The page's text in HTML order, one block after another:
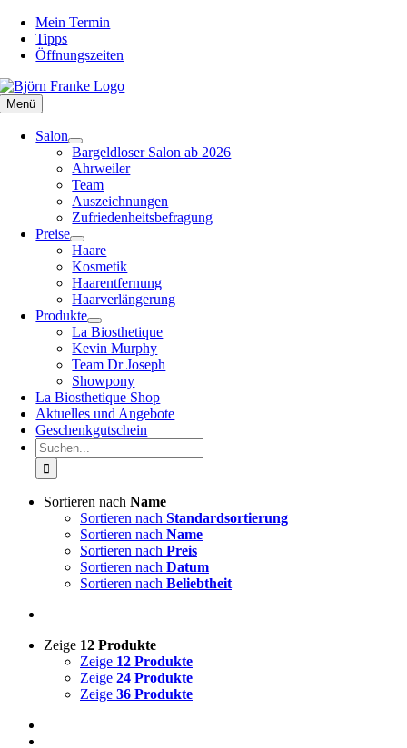
Zum
Inhalt
springen
Mein Termin
Tipps
Öffnungszeiten
Menü
Salon
Bargeldloser Salon ab 2026
Ahrweiler
Team
Auszeichnungen
Zufriedenheitsbefragung
Preise
Haare
Kosmetik
Haarentfernung
Haarverlängerung
Produkte
La Biosthetique
Kevin Murphy
Team Dr Joseph
Showpony
La Biosthetique Shop
Aktuelles und Angebote
Geschenkgutschein
Suche
nach:
Sortieren nach Name
Sortieren nach Standardsortierung
Sortieren nach Name
Sortieren nach Preis
Sortieren nach Datum
Sortieren nach Beliebtheit
Zeige 12 Produkte
Zeige 12 Produkte
Zeige 24 Produkte
Zeige 36 Produkte